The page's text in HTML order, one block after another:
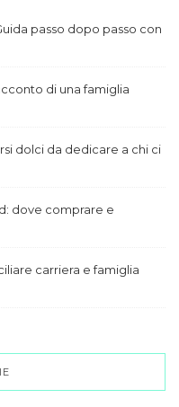
passo dopo passo con
di una famiglia
dolci da dedicare a chi ci
dove comprare e
carriera e famiglia